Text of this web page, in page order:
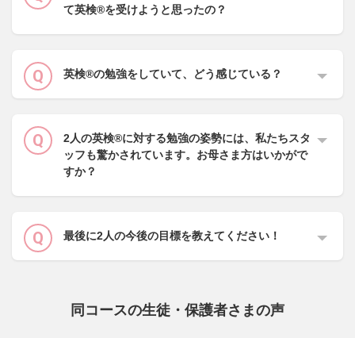
て英検®を受けようと思ったの？
英検®の勉強をしていて、どう感じている？
2人の英検®に対する勉強の姿勢には、私たちスタ
ッフも驚かされています。お母さま方はいかがで
すか？
最後に2人の今後の目標を教えてください！
同コースの生徒・保護者さまの声